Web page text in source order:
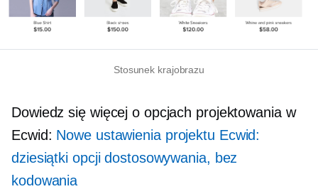
Stosunek krajobrazu
Dowiedz się więcej o opcjach projektowania w
Ecwid: Nowe ustawienia projektu Ecwid:
dziesiątki opcji dostosowywania, bez
kodowania